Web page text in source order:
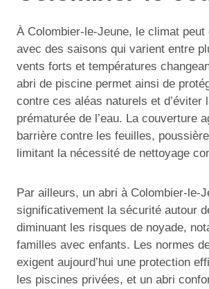
À Colombier-le-Jeune, le climat
avec des saisons qui varient entre
vents forts et températures
abri de piscine permet ainsi de
contre ces aléas naturels et d’éviter
prématurée de l’eau. La couverture
barrière contre les feuilles,
limitant la nécessité de nettoyage
Par ailleurs, un abri à Colombier-le-
significativement la sécurité autour
diminuant les risques de noyade,
familles avec enfants. Les normes
exigent aujourd’hui une protection
les piscines privées, et un abri